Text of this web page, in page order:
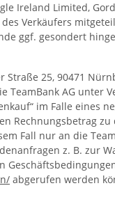
Ireland Limited,
Verkäufers
ggf. gesondert
Straße 25, 90471
TeamBank AG unter
im Falle eines
Rechnungsbetrag
Fall nur an die
z. B. zur
/ abgerufen werden